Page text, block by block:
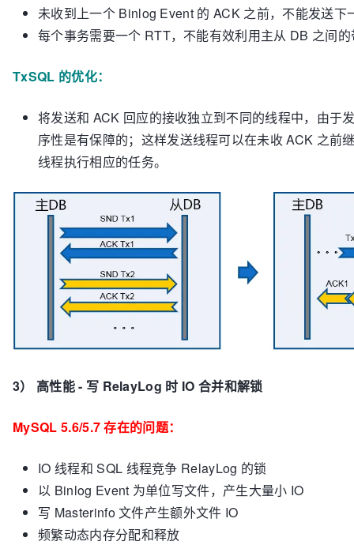
未收到上一个 Binlog Event 的 ACK 之前，不能发送下
每个事务需要一个 RTT，不能有效利用主从 DB 之间
TxSQL 的优化：
将发送和 ACK 回应的接收独立到不同的线程中，由于
序性是有保障的；这样发送线程可以在未收 ACK 之前
线程执行相应的任务。
3） 高性能 - 写 RelayLog 时 IO 合并和解锁
MySQL 5.6/5.7 存在的问题：
IO 线程和 SQL 线程竞争 RelayLog 的锁
以 Binlog Event 为单位写文件，产生大量小 IO
写 Masterinfo 文件产生额外文件 IO
频繁动态内存分配和释放